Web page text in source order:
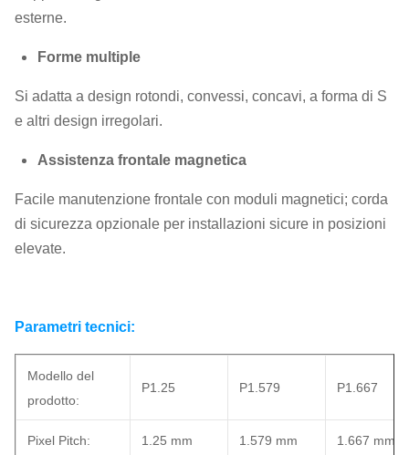
esterne.
Forme multiple
Si adatta a design rotondi, convessi, concavi, a forma di S
e altri design irregolari.
Assistenza frontale magnetica
Facile manutenzione frontale con moduli magnetici; corda
di sicurezza opzionale per installazioni sicure in posizioni
elevate.
Parametri tecnici:
Modello del
prodotto:
P1.25 P1.579 P1.667
Pixel Pitch: 1.25 mm 1.579 mm 1.667 mm